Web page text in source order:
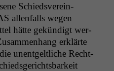
Schiedsvere­in­
allen­falls wegen
hätte gekündigt wer­
erk­lärte
unent­geltliche Recht­